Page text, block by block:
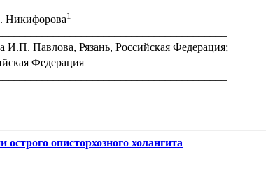
Никифорова1
И.П. Павлова, Рязань, Российская Федерация;
Федерация
описторхозного холангита